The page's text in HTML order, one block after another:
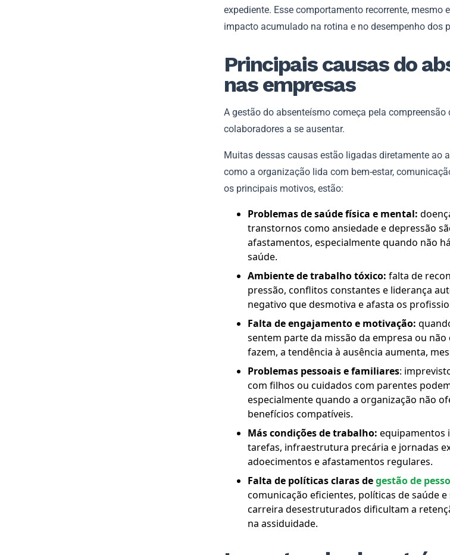
expediente. Esse comportamento recorrente, mesmo
impacto acumulado na rotina e no desempenho dos
Principais causas do
nas empresas
A gestão do absenteísmo começa pela
colaboradores a se ausentar.
Muitas dessas causas estão ligadas diretamente ao
como a organização lida com bem-estar,
os principais motivos, estão:
Problemas de saúde física e mental:
transtornos como ansiedade e depressão
afastamentos, especialmente quando não
saúde.
Ambiente de trabalho tóxico: falta de
pressão, conflitos constantes e liderança
negativo que desmotiva e afasta os
Falta de engajamento e motivação:
sentem parte da missão da empresa ou
fazem, a tendência à ausência aumenta,
Problemas pessoais e familiares:
com filhos ou cuidados com parentes
especialmente quando a organização não
benefícios compatíveis.
Más condições de trabalho: equipamentos
tarefas, infraestrutura precária e jornadas
adoecimentos e afastamentos regulares.
Falta de políticas claras degestão de
comunicação eficientes, políticas de saúde
carreira desestruturados dificultam a
na assiduidade.